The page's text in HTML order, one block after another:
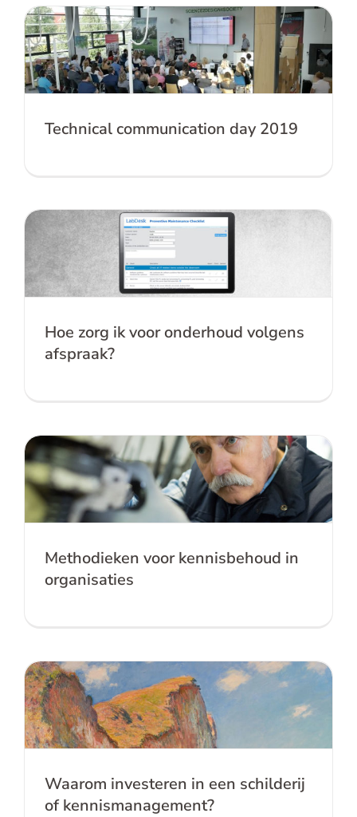
Technical communication day 2019
Technical communication day 2019
Hoe zorg ik voor onderhoud volgens
afspraak?
Hoe zorg ik voor onderhoud volgens
afspraak?
Methodieken voor kennisbehoud in
organisaties
Methodieken voor kennisbehoud in
organisaties
Waarom investeren in een schilderij of
kennismanagement?
Waarom investeren in een schilderij
of kennismanagement?